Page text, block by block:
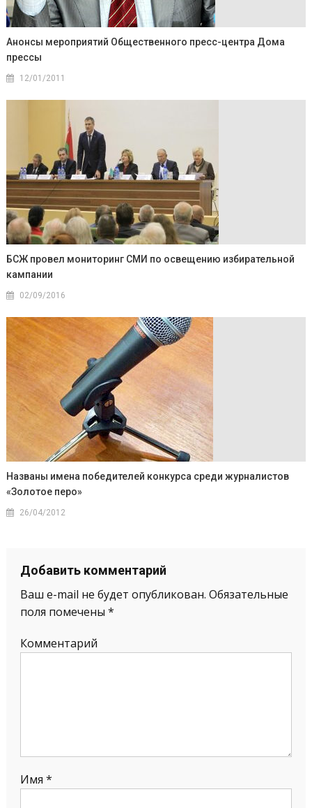
Анонсы мероприятий Общественного пресс-центра Дома
прессы
12/01/2011
БСЖ провел мониторинг СМИ по освещению избирательной
кампании
02/09/2016
Названы имена победителей конкурса среди журналистов
«Золотое перо»
26/04/2012
Добавить комментарий
Ваш e-mail не будет опубликован. Обязательные
поля помечены *
Комментарий
Имя *